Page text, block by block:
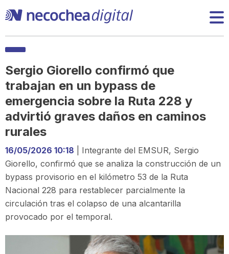
Sergio Giorello confirmó que
trabajan en un bypass de
emergencia sobre la Ruta 228 y
advirtió graves daños en caminos
rurales
16/05/2026 10:18 | Integrante del EMSUR, Sergio
Giorello, confirmó que se analiza la construcción de un
bypass provisorio en el kilómetro 53 de la Ruta
Nacional 228 para restablecer parcialmente la
circulación tras el colapso de una alcantarilla
provocado por el temporal.